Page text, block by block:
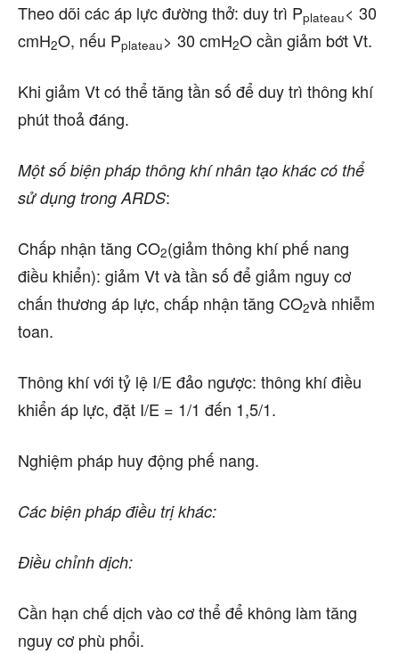
Theo dõi các áp lực đường thở: duy trì Pplateau< 30
cmH2O, nếu Pplateau> 30 cmH2O cần giảm bớt Vt.
Khi giảm Vt có thể tăng tần số để duy trì thông khí
phút thoả đáng.
Một số biện pháp thông khí nhân tạo khác có thể
sử dụng trong ARDS:
Chấp nhận tăng CO2(giảm thông khí phế nang
điều khiển): giảm Vt và tần số để giảm nguy cơ
chấn thương áp lực, chấp nhận tăng CO2và nhiễm
toan.
Thông khí với tỷ lệ I/E đảo ngược: thông khí điều
khiển áp lực, đặt I/E = 1/1 đến 1,5/1.
Nghiệm pháp huy động phế nang.
Các biện pháp điều trị khác:
Điều chỉnh dịch:
Cần hạn chế dịch vào cơ thể để không làm tăng
nguy cơ phù phổi.